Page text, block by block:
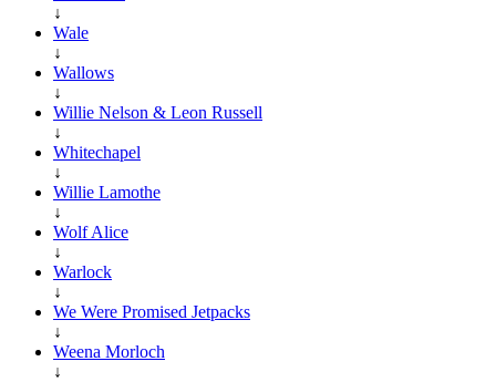
↓
Wale
↓
Wallows
↓
Willie Nelson & Leon Russell
↓
Whitechapel
↓
Willie Lamothe
↓
Wolf Alice
↓
Warlock
↓
We Were Promised Jetpacks
↓
Weena Morloch
↓